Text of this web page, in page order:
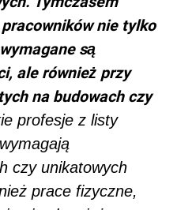
nie tylko
są
ale również przy
na budowach czy
profesje z listy
czy unikatowych
prace fizyczne,